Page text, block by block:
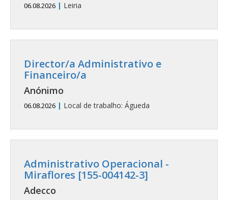
06.08.2026 | Leiria
Director/a Administrativo e
Financeiro/a
Anónimo
06.08.2026 | Local de trabalho: Águeda
Administrativo Operacional -
Miraflores [155-004142-3]
Adecco